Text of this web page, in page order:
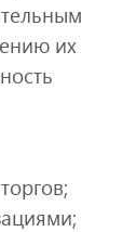
их